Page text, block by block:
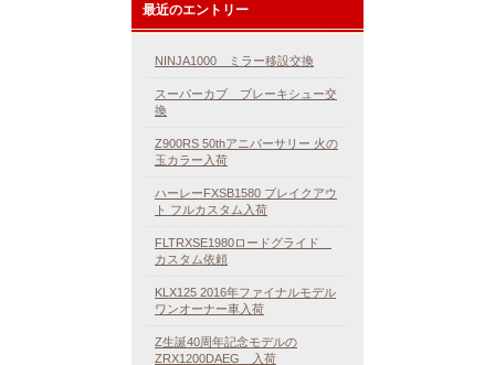
最近のエントリー
NINJA1000 ミラー移設交換
スーパーカブ ブレーキシュー交
換
Z900RS 50thアニバーサリー 火の
玉カラー入荷
ハーレーFXSB1580 ブレイクアウ
ト フルカスタム入荷
FLTRXSE1980ロードグライド
カスタム依頼
KLX125 2016年ファイナルモデル
ワンオーナー車入荷
Z生誕40周年記念モデルの
ZRX1200DAEG 入荷